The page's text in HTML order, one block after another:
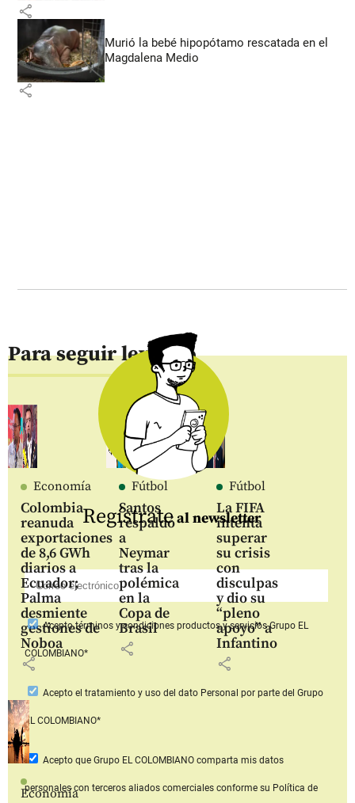
share
Murió la bebé hipopótamo rescatada en el
Magdalena Medio
share
Para seguir leyendo
Economía
Colombia
reanuda
exportaciones
de 8,6 GWh
diarios a
Ecuador;
Palma
desmiente
gestiones de
Noboa
share
Fútbol
Santos
respaldó
a
Neymar
tras la
polémica
en la
Copa de
Brasil
share
Fútbol
La FIFA
intenta
superar
su crisis
con
disculpas
y dio su
“pleno
apoyo” a
Infantino
share
Economía
Regístrateal newsletter
Aceptotérminos y condiciones productos y serviciosGrupo EL
COLOMBIANO*
Acepto el tratamiento y uso del dato Personal por parte del Grupo
EL COLOMBIANO*
Acepto que Grupo EL COLOMBIANOcomparta mis datos
personales con terceros aliados comerciales conforme su Política de